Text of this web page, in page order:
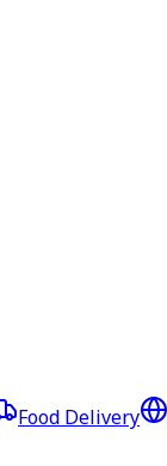
Food Delivery